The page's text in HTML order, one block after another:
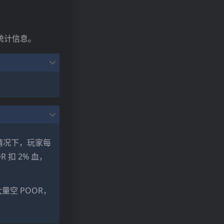
信息。
下，玩家每
扣 2% 血，
空 POOR，